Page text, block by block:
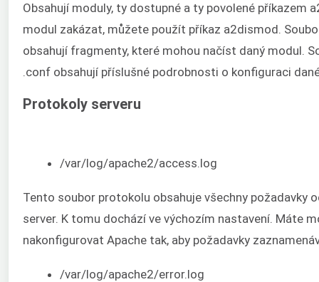
Obsahují moduly, ty dostupné a ty povolené příkazem
modul zakázat, můžete použít příkaz a2dismod.
obsahují fragmenty, které mohou načíst daný modul.
.conf obsahují příslušné podrobnosti o konfiguraci
Protokoly serveru
/var/log/apache2/access.log
Tento soubor protokolu obsahuje všechny požadavky
server. K tomu dochází ve výchozím nastavení. Máte
nakonfigurovat Apache tak, aby požadavky
/var/log/apache2/error.log